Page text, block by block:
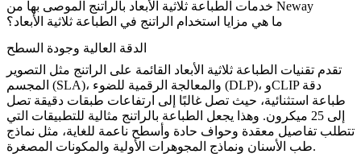
خدمات الطباعة ثلاثية الأبعاد بالراتنج الموصى بها من Neway
ما هي مزايا استخدام الراتنج في الطباعة ثلاثية الأبعاد؟
الدقة العالية وجودة السطح
تقدم تقنيات الطباعة ثلاثية الأبعاد القائمة على الراتنج مثل التصوير
المجسم (SLA)
، و المعالجة الرقمية للضوء (DLP) ، وCLIPدقة
طباعة استثنائية، حيث تصل غالبًا إلى ارتفاعات طبقات دقيقة تصل
إلى 25 ميكرون. وهذا يجعل الطباعة بالراتنج مثالية للتطبيقات التي
تتطلب تفاصيل معقدة وحواف حادة وأسطح ناعمة للغاية، مثل نماذج
طب الأسنان ونماذج المجوهرات الأولية والمكونات المصغرة.